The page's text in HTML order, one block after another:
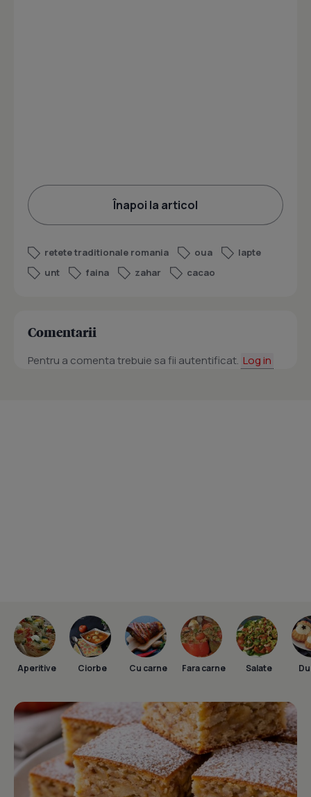
Înapoi la articol
retete traditionale romania oua
lapte
unt
faina zahar cacao
Comentarii
Pentru a comenta trebuie sa fii autentificat. Log in
Aperitive Ciorbe Cu carne Fara carne Salate